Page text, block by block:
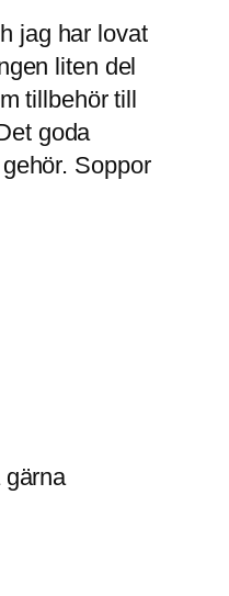
jag har lovat
liten del
tillbehör till
goda
Soppor
gärna